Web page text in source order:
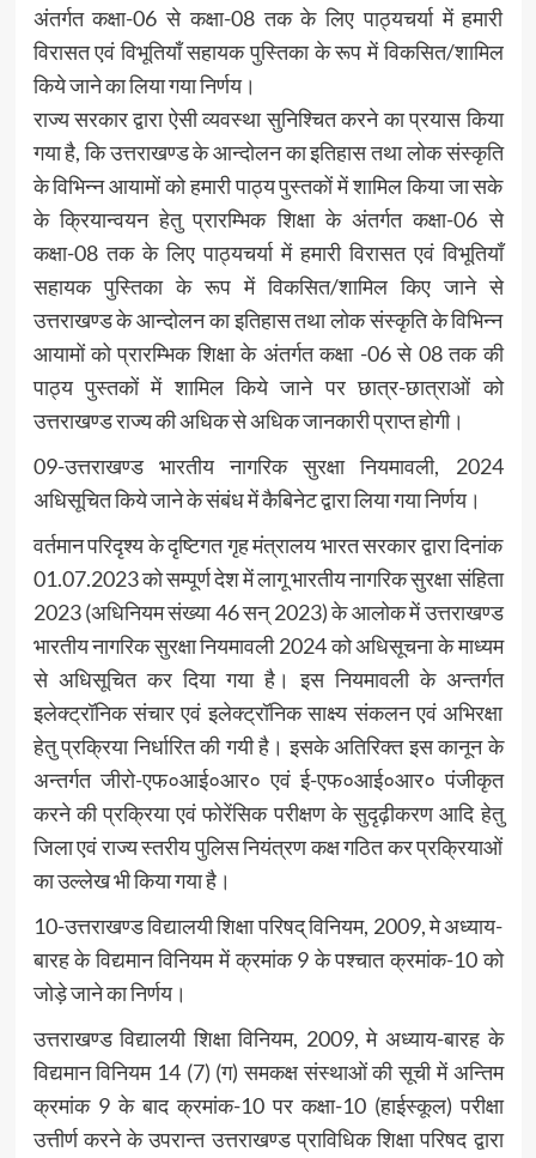
अंतर्गत कक्षा-06 से कक्षा-08 तक के लिए पाठ्यचर्या में हमारी
विरासत एवं विभूतियाँ सहायक पुस्तिका के रूप में विकसित/शामिल
किये जाने का लिया गया निर्णय।
राज्य सरकार द्वारा ऐसी व्यवस्था सुनिश्चित करने का प्रयास किया
गया है, कि उत्तराखण्ड के आन्दोलन का इतिहास तथा लोक संस्कृति
के विभिन्न आयामों को हमारी पाठ्य पुस्तकों में शामिल किया जा सके
के क्रियान्वयन हेतु प्रारम्भिक शिक्षा के अंतर्गत कक्षा-06 से
कक्षा-08 तक के लिए पाठ्यचर्या में हमारी विरासत एवं विभूतियाँ
सहायक पुस्तिका के रूप में विकसित/शामिल किए जाने से
उत्तराखण्ड के आन्दोलन का इतिहास तथा लोक संस्कृति के विभिन्न
आयामों को प्रारम्भिक शिक्षा के अंतर्गत कक्षा -06 से 08 तक की
पाठ्य पुस्तकों में शामिल किये जाने पर छात्र-छात्राओं को
उत्तराखण्ड राज्य की अधिक से अधिक जानकारी प्राप्त होगी।
09-उत्तराखण्ड भारतीय नागरिक सुरक्षा नियमावली, 2024
अधिसूचित किये जाने के संबंध में कैबिनेट द्वारा लिया गया निर्णय।
वर्तमान परिदृश्य के दृष्टिगत गृह मंत्रालय भारत सरकार द्वारा दिनांक
01.07.2023 को सम्पूर्ण देश में लागू भारतीय नागरिक सुरक्षा संहिता
2023 (अधिनियम संख्या 46 सन् 2023) के आलोक में उत्तराखण्ड
भारतीय नागरिक सुरक्षा नियमावली 2024 को अधिसूचना के माध्यम
से अधिसूचित कर दिया गया है। इस नियमावली के अन्तर्गत
इलेक्ट्रॉनिक संचार एवं इलेक्ट्रॉनिक साक्ष्य संकलन एवं अभिरक्षा
हेतु प्रक्रिया निर्धारित की गयी है। इसके अतिरिक्त इस कानून के
अन्तर्गत जीरो-एफ०आई०आर० एवं ई-एफ०आई०आर० पंजीकृत
करने की प्रक्रिया एवं फोरेंसिक परीक्षण के सुदृढ़ीकरण आदि हेतु
जिला एवं राज्य स्तरीय पुलिस नियंत्रण कक्ष गठित कर प्रक्रियाओं
का उल्लेख भी किया गया है।
10-उत्तराखण्ड विद्यालयी शिक्षा परिषद् विनियम, 2009, मे अध्याय-
बारह के विद्यमान विनियम में क्रमांक 9 के पश्चात क्रमांक-10 को
जोड़े जाने का निर्णय।
उत्तराखण्ड विद्यालयी शिक्षा विनियम, 2009, मे अध्याय-बारह के
विद्यमान विनियम 14 (7) (ग) समकक्ष संस्थाओं की सूची में अन्तिम
क्रमांक 9 के बाद क्रमांक-10 पर कक्षा-10 (हाईस्कूल) परीक्षा
उत्तीर्ण करने के उपरान्त उत्तराखण्ड प्राविधिक शिक्षा परिषद द्वारा